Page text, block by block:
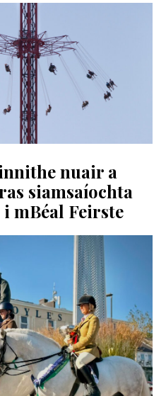
nuair a
siamsaíochta
mBéal Feirste